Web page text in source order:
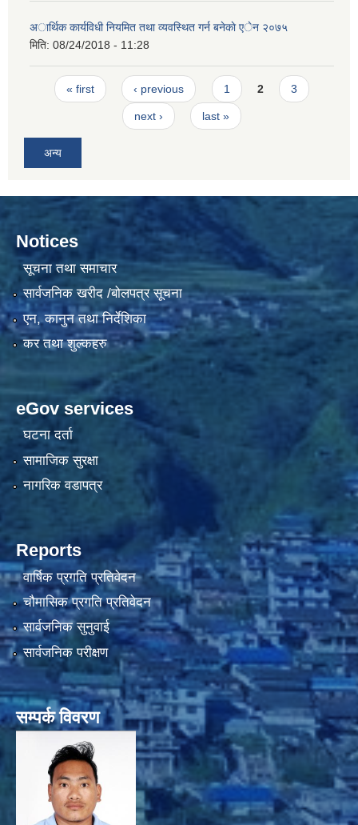
अार्थिक कार्यविधी नियमित तथा व्यवस्थित गर्न बनेकाे एेन २०७५
मिति: 08/24/2018 - 11:28
Pages
« first ‹ previous 1 2 3
next › last »
अन्य
Notices
सूचना तथा समाचार
सार्वजनिक खरीद /बोलपत्र सूचना
एन, कानुन तथा निर्देशिका
कर तथा शुल्कहरु
eGov services
घटना दर्ता
सामाजिक सुरक्षा
नागरिक वडापत्र
Reports
वार्षिक प्रगति प्रतिवेदन
चौमासिक प्रगति प्रतिवेदन
सार्वजनिक सुनुवाई
सार्वजनिक परीक्षण
सम्पर्क विवरण